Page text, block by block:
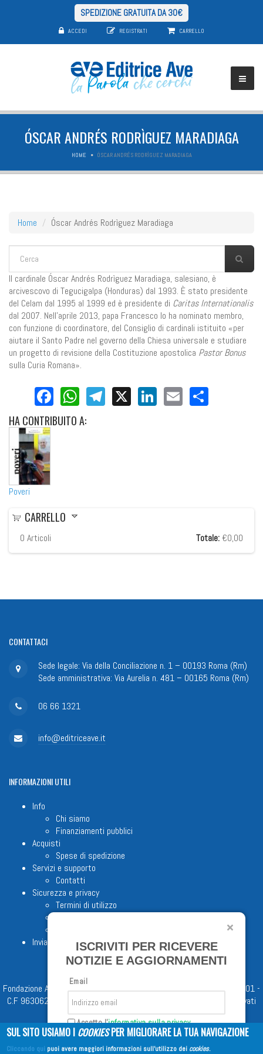
SPEDIZIONE GRATUITA DA 30€
ACCEDI REGISTRATI CARRELLO
ÓSCAR ANDRÉS RODRÌGUEZ MARADIAGA
HOME ÓSCAR ANDRÉS RODRÌGUEZ MARADIAGA
Home Óscar Andrés Rodrìguez Maradiaga
FORM DI RICERCA
Il cardinale Óscar Andrés Rodrìguez Maradiaga, salesiano, è
arcivescovo di Tegucigalpa (Honduras) dal 1993. È stato presidente
del Celam dal 1995 al 1999 ed è presidente di Caritas Internationalis
dal 2007. Nell'aprile 2013, papa Francesco lo ha nominato membro,
con funzione di coordinatore, del Consiglio di cardinali istituito «per
aiutare il Santo Padre nel governo della Chiesa universale e studiare
un progetto di revisione della Costituzione apostolica Pastor Bonus
sulla Curia Romana».
Facebook
WhatsApp
Telegram
X LinkedIn
Email
HACONTRIBUITO A:
Poveri
CARRELLO
0 Articoli Totale: €0,00
CONTATTACI
Sede legale: Via della Conciliazione n. 1 – 00193 Roma (Rm)
Sede amministrativa: Via Aurelia n. 481 – 00165 Roma (Rm)
06 66 1321
info@editriceave.it
INFORMAZIONIUTILI
Info
Chi siamo
Finanziamenti pubblici
Acquisti
Spese di spedizione
Servizi e supporto
Contatti
Sicurezza e privacy
Termini di utilizzo
Invia proposta editoriale
Fondazione Apostolicam Actuositatem ETS © 2023 - P.I. 05398481001 -
C.F 96306220581 - REA 888781 del 23/02/98 - Tutti i diritti riservati
ISCRIVITI PER RICEVERE
NOTIZIE E AGGIORNAMENTI
Email
Accetto l'informativa sulla privacy
Iscriviti
SUL SITO USIAMO I COOKIESPER MIGLIORARE LA TUA NAVIGAZIONE
Cliccando qui puoi avere maggiori informazioni sull'utilizzo dei cookies.